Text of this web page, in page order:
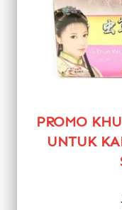
PROMO
UNTUK